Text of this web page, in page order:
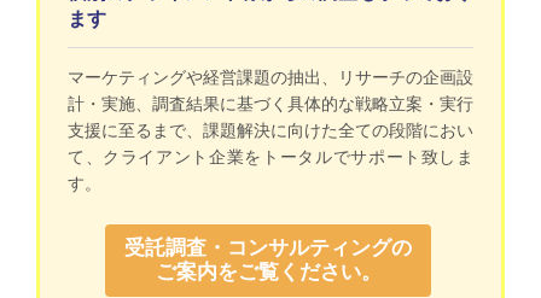
ます
マーケティングや経営課題の抽出、リサーチの企画設
計・実施、調査結果に基づく具体的な戦略立案・実行
支援に至るまで、課題解決に向けた全ての段階におい
て、クライアント企業をトータルでサポート致しま
す。
受託調査・コンサルティングの
ご案内をご覧ください。